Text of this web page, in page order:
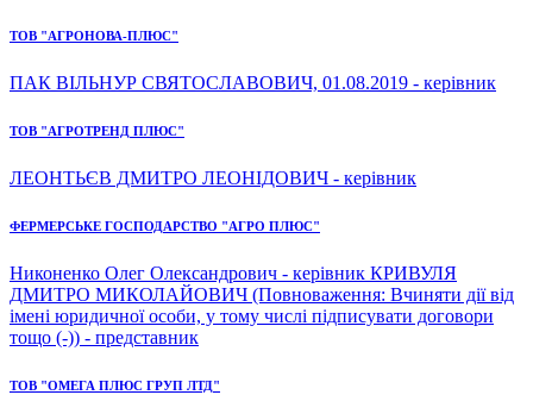
ТОВ "АГРОНОВА-ПЛЮС"
ПАК ВІЛЬНУР СВЯТОСЛАВОВИЧ, 01.08.2019 - керівник
ТОВ "АГРОТРЕНД ПЛЮС"
ЛЕОНТЬЄВ ДМИТРО ЛЕОНІДОВИЧ - керівник
ФЕРМЕРСЬКЕ ГОСПОДАРСТВО "АГРО ПЛЮС"
Никоненко Олег Олександрович - керівник КРИВУЛЯ
ДМИТРО МИКОЛАЙОВИЧ (Повноваження: Вчиняти дії від
імені юридичної особи, у тому числі підписувати договори
тощо (-)) - представник
ТОВ "ОМЕГА ПЛЮС ГРУП ЛТД"